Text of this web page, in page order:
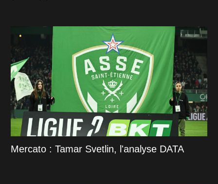
Mercato : Tamar Svetlin, l'analyse DATA